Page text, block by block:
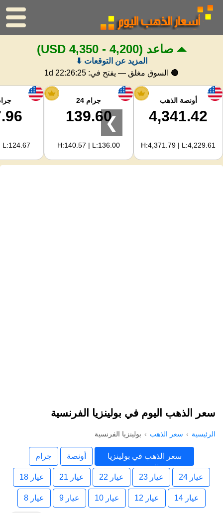
الرئيسية
سعر الذهب
اسعار الفضه
حاسبة الذهب
لمشرفي المواقع
صاعد (4,200 - 4,350 USD)
المزيد عن التوقعات ⬇
🔴 السوق مغلق — يفتح في: 1d 22:26:24
أونصة الذهب
4,341.42
H:4,371.79 | L:4,229.61
جرام 24
139.60
H:140.57 | L:136.00
L:124.67
❯
سعر الذهب اليوم في بولينزيا الفرنسية
الرئيسية سعر الذهب بولينزيا الفرنسية
سعر الذهب في بولينزيا
الفرنسية
أونصة جرام
عيار 24 عيار 23 عيار 22 عيار 21 عيار 18
عيار 14 عيار 12 عيار 10 عيار 9 عيار 8